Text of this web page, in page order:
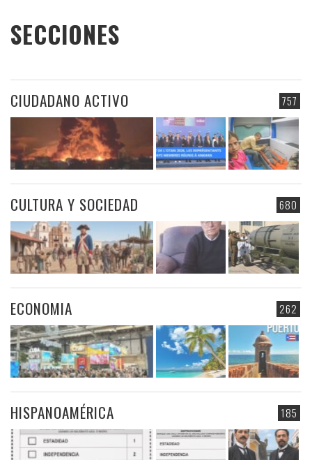
SECCIONES
757
CIUDADANO ACTIVO
680
CULTURA Y SOCIEDAD
262
ECONOMIA
185
HISPANOAMÉRICA